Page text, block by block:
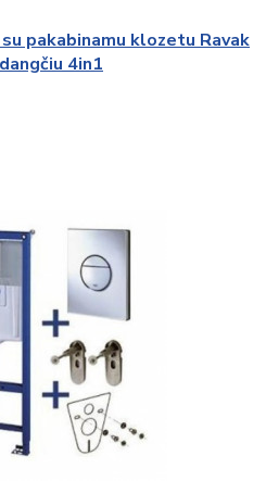
klozetu Ravak
4in1